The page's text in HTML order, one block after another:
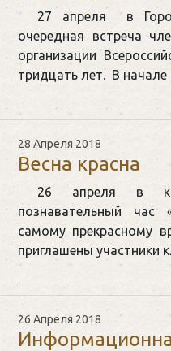
27 апреля в
очередная встреча
организации
тридцать лет. В
28 Апреля 2018
Весна красна
26 апреля в
познавательный
самому прекрасному
приглашены участники
26 Апреля 2018